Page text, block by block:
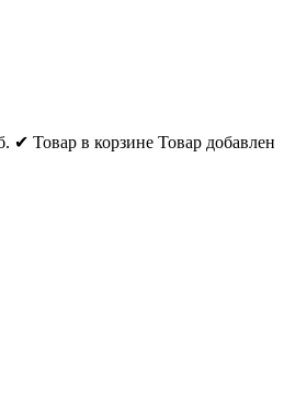
✔ Товар в корзине Товар добавлен